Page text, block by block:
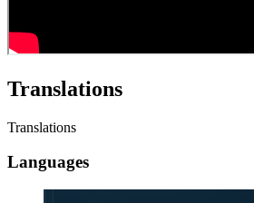
Translations
Translations
Languages